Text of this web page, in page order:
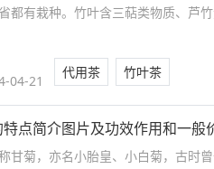
都有栽种。竹叶含三萜类物质、芦
04-21
代用茶 竹叶茶
点简介图片及功效作用和一般
甘菊，亦名小胎皇、小白菊，古时